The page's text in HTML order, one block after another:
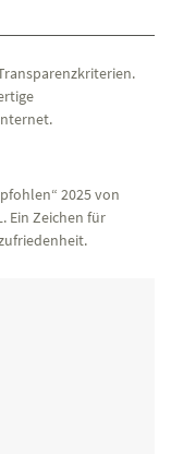
2025 von
Ein Zeichen für